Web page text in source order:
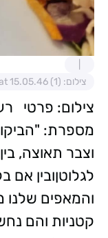
צילום: WhatsApp Image 2022-09-11 at 15.05.46 (1)
צילום: פרטי
מספרת:
וצבר תאוצה,
לגלוטןובין
והמאפים שלנו
קטניות והם